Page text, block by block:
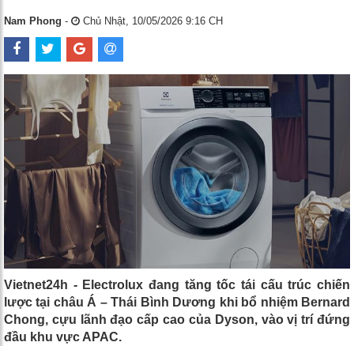
Nam Phong - Chủ Nhật, 10/05/2026 9:16 CH
Vietnet24h - Electrolux đang tăng tốc tái cấu trúc chiến
lược tại châu Á – Thái Bình Dương khi bổ nhiệm Bernard
Chong, cựu lãnh đạo cấp cao của Dyson, vào vị trí đứng
đầu khu vực APAC.